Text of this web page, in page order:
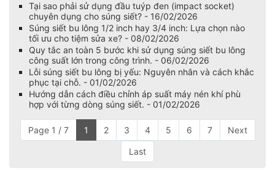
Tại sao phải sử dụng đầu tuýp đen (impact socket)
chuyên dụng cho súng siết? - 16/02/2026
Súng siết bu lông 1/2 inch hay 3/4 inch: Lựa chọn nào
tối ưu cho tiệm sửa xe? - 08/02/2026
Quy tắc an toàn 5 bước khi sử dụng súng siết bu lông
công suất lớn trong công trình. - 06/02/2026
Lỗi súng siết bu lông bị yếu: Nguyên nhân và cách khắc
phục tại chỗ. - 01/02/2026
Hướng dẫn cách điều chỉnh áp suất máy nén khí phù
hợp với từng dòng súng siết. - 01/02/2026
Page 1 / 7 1 2 3 4 5 6 7 Next
Last